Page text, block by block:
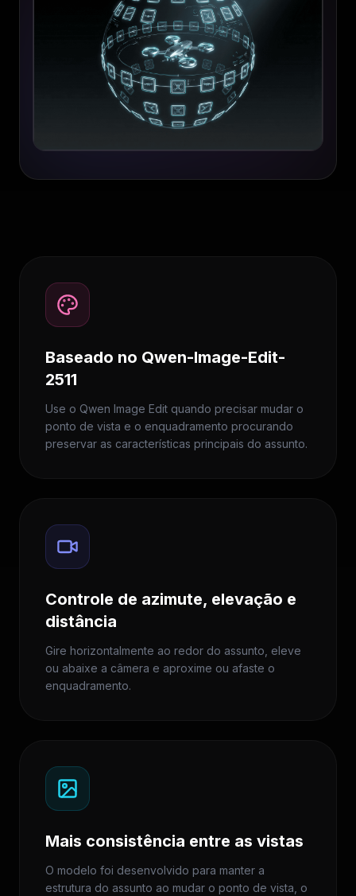
Baseado no Qwen-Image-Edit-
2511
Use o Qwen Image Edit quando precisar mudar o
ponto de vista e o enquadramento procurando
preservar as características principais do assunto.
Controle de azimute, elevação e
distância
Gire horizontalmente ao redor do assunto, eleve
ou abaixe a câmera e aproxime ou afaste o
enquadramento.
Mais consistência entre as vistas
O modelo foi desenvolvido para manter a
estrutura do assunto ao mudar o ponto de vista, o